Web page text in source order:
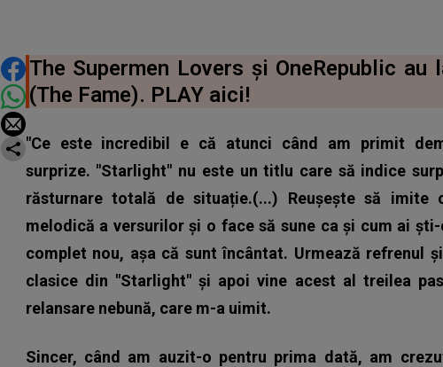
DISTRIBUIE ARTICOLUL
The Supermen Lovers și ‪OneRepublic‬
(The Fame). PLAY aici!
"Ce este incredibil e că atunci când am primit
surprize. "Starlight" nu este un titlu care să indice
răsturnare totală de situație.(...) Reușește să imite
melodică a versurilor și o face să sune ca și cum ai
complet nou, așa că sunt încântat. Urmează refrenul
clasice din "Starlight" și apoi vine acest al treilea
relansare nebună, care m-a uimit.
Sincer, când am auzit-o pentru prima dată, am